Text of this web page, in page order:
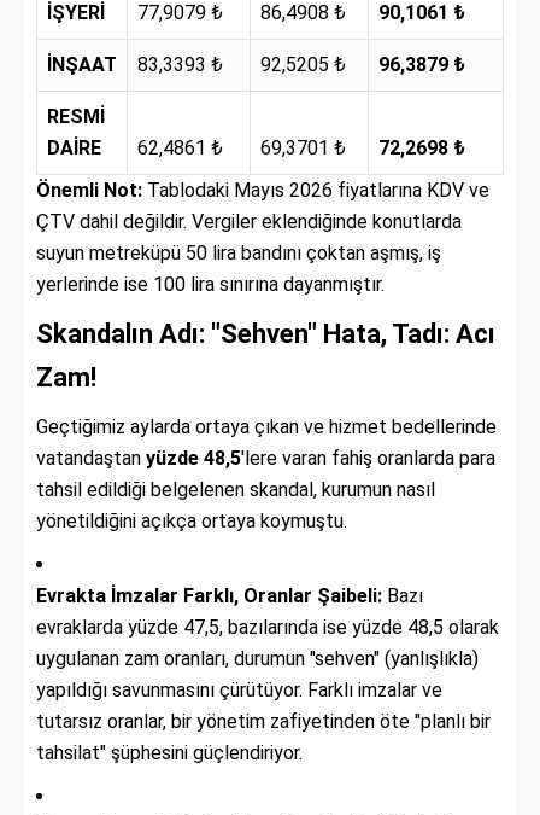
İŞYERİ 77,9079 ₺ 86,4908 ₺ 90,1061 ₺
İNŞAAT 83,3393 ₺ 92,5205 ₺ 96,3879 ₺
RESMİ
DAİRE
62,4861 ₺ 69,3701 ₺
72,2698 ₺
Önemli Not: Tablodaki Mayıs 2026 fiyatlarına KDV ve
ÇTV dahil değildir. Vergiler eklendiğinde konutlarda
suyun metreküpü 50 lira bandını çoktan aşmış, iş
yerlerinde ise 100 lira sınırına dayanmıştır.
Skandalın Adı: "Sehven" Hata, Tadı: Acı
Zam!
Geçtiğimiz aylarda ortaya çıkan ve hizmet bedellerinde
vatandaştan yüzde 48,5'lere varan fahiş oranlarda para
tahsil edildiği belgelenen skandal, kurumun nasıl
yönetildiğini açıkça ortaya koymuştu.
Evrakta İmzalar Farklı, Oranlar Şaibeli: Bazı
evraklarda yüzde 47,5, bazılarında ise yüzde 48,5 olarak
uygulanan zam oranları, durumun "sehven" (yanlışlıkla)
yapıldığı savunmasını çürütüyor. Farklı imzalar ve
tutarsız oranlar, bir yönetim zafiyetinden öte "planlı bir
tahsilat" şüphesini güçlendiriyor.